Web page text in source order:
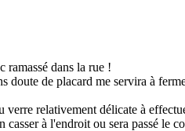
ramassé dans la rue !
doute de placard me servira à
verre relativement délicate à
casser à l'endroit ou sera passé le